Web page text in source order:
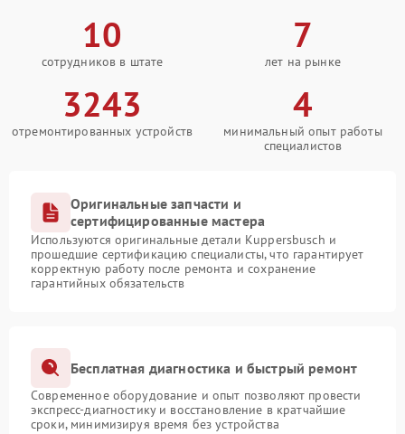
10
сотрудников в штате
7
лет на рынке
3243
отремонтированных устройств
4
минимальный опыт работы
специалистов
Оригинальные запчасти и
сертифицированные мастера
Используются оригинальные детали Kuppersbusch и
прошедшие сертификацию специалисты, что гарантирует
корректную работу после ремонта и сохранение
гарантийных обязательств
Бесплатная диагностика и быстрый ремонт
Современное оборудование и опыт позволяют провести
экспресс-диагностику и восстановление в кратчайшие
сроки, минимизируя время без устройства